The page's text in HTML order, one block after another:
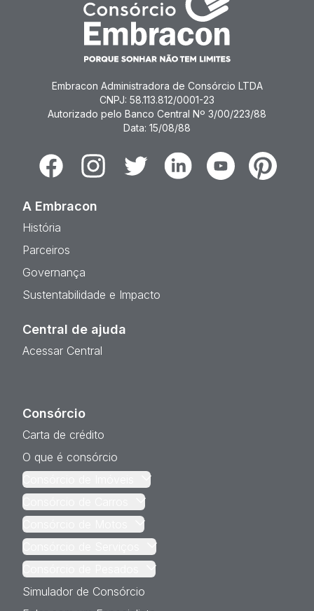
Embracon Administradora de Consórcio LTDA
CNPJ: 58.113.812/0001-23
Autorizado pelo Banco Central Nº 3/00/223/88
Data: 15/08/88
FacebookInstagramTwitter LinkedinYoutubePinterest
A Embracon
História
Parceiros
Governança
Sustentabilidade e Impacto
Central de ajuda
Acessar Central
Consórcio
Carta de crédito
O que é consórcio
Simulador de Consórcio